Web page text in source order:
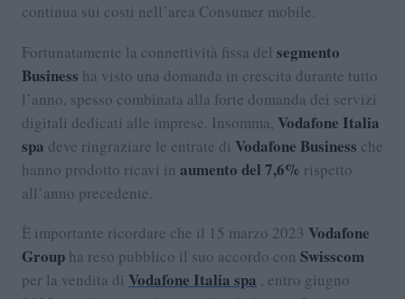
continua sui costi nell’area Consumer mobile.
Fortunatamente la connettività fissa del segmento
Business ha visto una domanda in crescita durante tutto
l’anno, spesso combinata alla forte domanda dei servizi
digitali dedicati alle imprese. Insomma, Vodafone Italia
spa deve ringraziare le entrate di Vodafone Business che
hanno prodotto ricavi in aumento del 7,6% rispetto
all’anno precedente.
È importante ricordare che il 15 marzo 2023 Vodafone
Group ha reso pubblico il suo accordo con Swisscom
per la vendita di Vodafone Italia spa , entro giugno